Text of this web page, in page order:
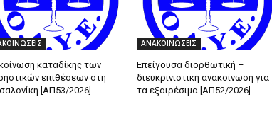
καταδίκης των
επιθέσεων στη
[ΑΠ53/2026]
ΑΝΑΚΟΙΝΩΣΕΙΣ
Επείγουσα διορθωτική –
διευκρινιστική ανακοίνωση για
τα εξαιρέσιμα [ΑΠ52/2026]